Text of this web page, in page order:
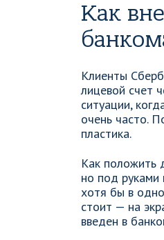
Как
Клиенты
лицевой счет
ситуации,
очень часто.
пластика.
Как положить
но под
хотя бы в
стоит — на
введен в